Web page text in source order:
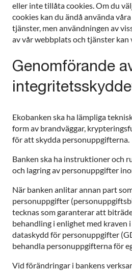
eller inte tillåta cookies. Om du
cookies kan du ändå använda
tjänster, men användningen av
av vår webbplats och tjänster kan
Genomförande
Ekobanken ska ha lämpliga
form av brandväggar,
för att skydda personuppgifterna.
Banken ska ha instruktioner och
och lagring av personuppgifter
När banken anlitar annan part
personuppgifter
tecknas som garanterar att
behandling i enlighet med kraven
dataskydd för personuppgifter
behandla personuppgifterna för
Vid förändringar i bankens